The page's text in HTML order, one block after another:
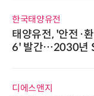
한국태양유전
태양유전, '안전·
6' 발간…2030년
디에스앤지